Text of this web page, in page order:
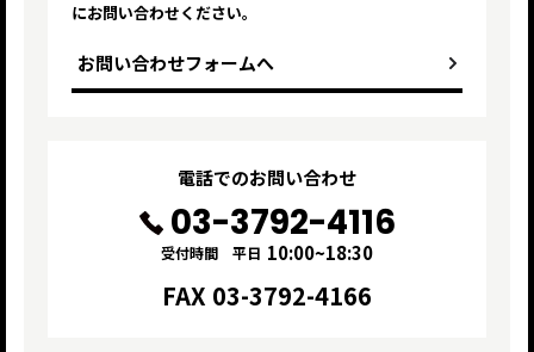
にお問い合わせください。
お問い合わせフォームへ
電話でのお問い合わせ
03-3792-4116
受付時間 平日 10:00~18:30
FAX 03-3792-4166